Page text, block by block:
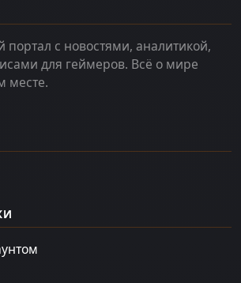
портал с новостями, аналитикой,
для геймеров. Всё о мире
месте.